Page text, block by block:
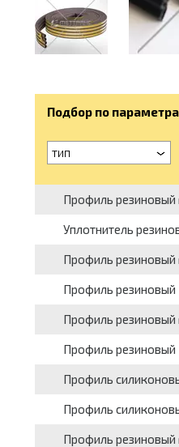
Подбор по
тип
Профиль
Уплотнитель
Профиль
Профиль резиновый
Профиль
Профиль
Профиль
Профиль
Профиль резиновый